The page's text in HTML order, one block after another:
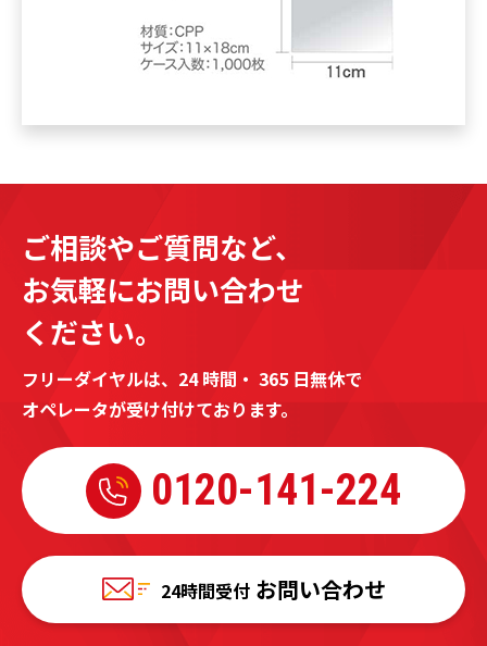
ご相談やご質問など、
お気軽にお問い合わせ
ください。
フリーダイヤルは、24 時間・ 365 日無休で
オペレータが受け付けております。
0120-141-224
24時間受付 お問い合わせ